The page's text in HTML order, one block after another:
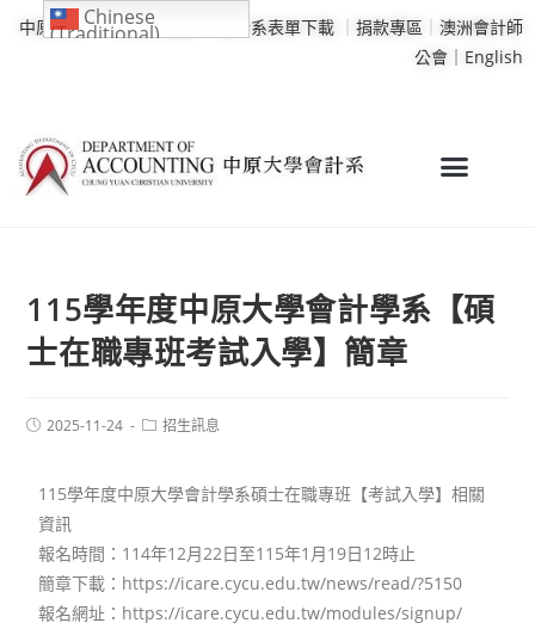
中原大學｜學校行事曆 會計系表單下載 ｜ 捐款專區 ｜ 澳洲會計師
公會｜ English
115學年度中原大學會計學系【碩
士在職專班考試入學】簡章
2025-11-24 招生訊息
115學年度中原大學會計學系碩士在職專班【考試入學】相關
資訊
報名時間：114年12月22日至115年1月19日12時止
簡章下載：https://icare.cycu.edu.tw/news/read/?5150
報名網址：https://icare.cycu.edu.tw/modules/signup/
Chinese
(Traditional)